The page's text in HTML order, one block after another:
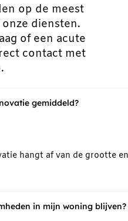
op de meest
diensten.
of een acute
contact met
gemiddeld?
hangt af van de grootte
in mijn woning blijven?